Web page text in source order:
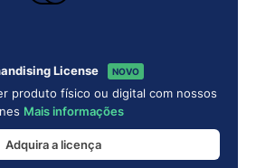
License NOVO
produto físico ou digital com nossos
Mais informações
Adquira a licença